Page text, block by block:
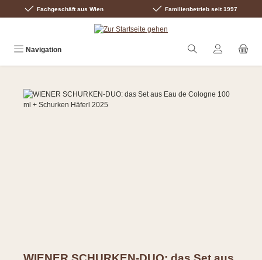
Zum Hauptinhalt springen
Fachgeschäft aus Wien Familienbetrieb seit 1997
Navigation